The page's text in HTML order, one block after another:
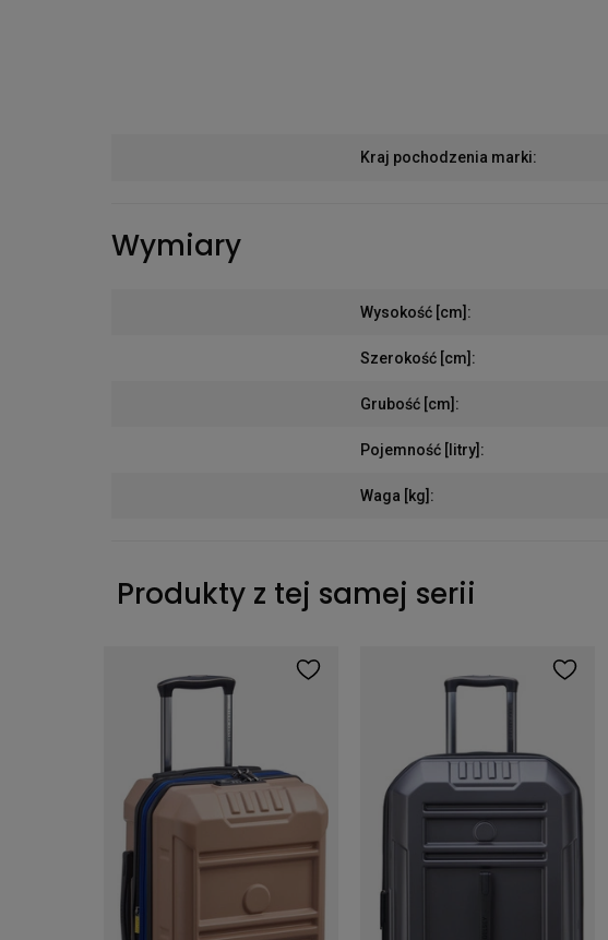
Kraj pochodzenia marki:
Wymiary
Wysokość [cm] :
Szerokość [cm] :
Grubość [cm] :
Pojemność [litry] :
Waga [kg] :
Produkty z tej samej serii